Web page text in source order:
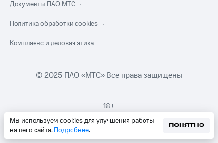
Мы используем cookies для улучшения работы
нашего сайта. Подробнее.
ПОНЯТНО
Документы ПАО МТС
Политика обработки cookies
Комплаенс и деловая этика
© 2025 ПАО «МТС» Все права защищены
18+